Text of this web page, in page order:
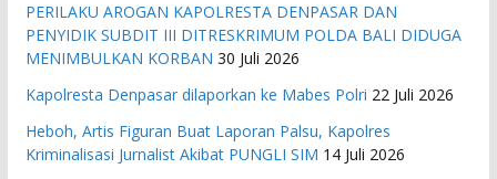
PERILAKU AROGAN KAPOLRESTA DENPASAR DAN
PENYIDIK SUBDIT III DITRESKRIMUM POLDA BALI DIDUGA
MENIMBULKAN KORBAN 30 Juli 2026
Kapolresta Denpasar dilaporkan ke Mabes Polri 22 Juli 2026
Heboh, Artis Figuran Buat Laporan Palsu, Kapolres
Kriminalisasi Jurnalist Akibat PUNGLI SIM 14 Juli 2026